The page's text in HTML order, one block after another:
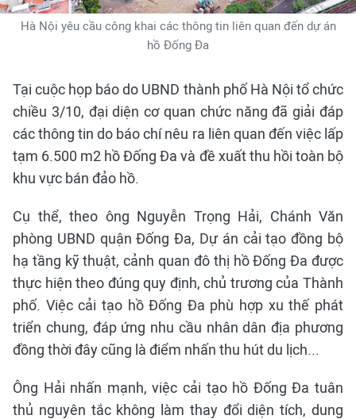
Hà Nội yêu cầu công khai các thông tin liên quan đến dự án
hồ Đống Đa
Tại cuộc họp báo do UBND thành phố Hà Nội tổ chức
chiều 3/10, đại diện cơ quan chức năng đã giải đáp
các thông tin do báo chí nêu ra liên quan đến việc lấp
tạm 6.500 m2 hồ Đống Đa và đề xuất thu hồi toàn bộ
khu vực bán đảo hồ.
Cụ thể, theo ông Nguyễn Trọng Hải, Chánh Văn
phòng UBND quận Đống Đa, Dự án cải tạo đồng bộ
hạ tầng kỹ thuật, cảnh quan đô thị hồ Đống Đa được
thực hiện theo đúng quy định, chủ trương của Thành
phố. Việc cải tạo hồ Đống Đa phù hợp xu thế phát
triển chung, đáp ứng nhu cầu nhân dân địa phương
đồng thời đây cũng là điểm nhấn thu hút du lịch...
Ông Hải nhấn mạnh, việc cải tạo hồ Đống Đa tuân
thủ nguyên tắc không làm thay đổi diện tích, dung